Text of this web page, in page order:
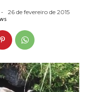
-
26 de fevereiro de 2015